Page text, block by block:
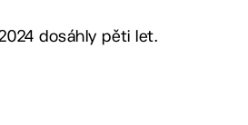
dosáhly pěti let.